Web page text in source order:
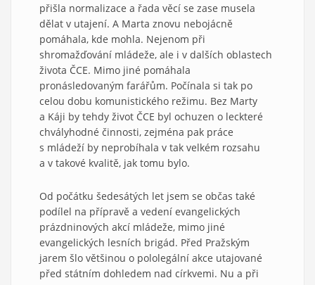
přišla normalizace a řada věcí se zase musela
dělat v utajení. A Marta znovu nebojácně
pomáhala, kde mohla. Nejenom při
shromažďování mládeže, ale i v dalších oblastech
života ČCE. Mimo jiné pomáhala
pronásledovaným farářům. Počínala si tak po
celou dobu komunistického režimu. Bez Marty
a Káji by tehdy život ČCE byl ochuzen o leckteré
chvályhodné činnosti, zejména pak práce
s mládeží by neprobíhala v tak velkém rozsahu
a v takové kvalitě, jak tomu bylo.
Od počátku šedesátých let jsem se občas také
podílel na přípravě a vedení evangelických
prázdninových akcí mládeže, mimo jiné
evangelických lesních brigád. Před Pražským
jarem šlo většinou o pololegální akce utajované
před státním dohledem nad církvemi. Nu a při